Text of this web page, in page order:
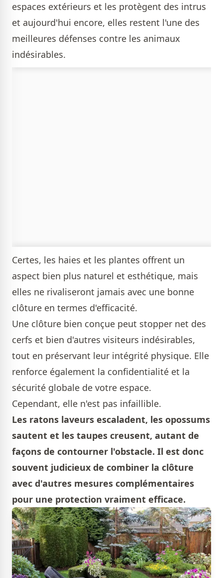
espaces extérieurs et les protègent des intrus
et aujourd'hui encore, elles restent l'une des
meilleures défenses contre les animaux
indésirables.
Certes, les haies et les plantes offrent un
aspect bien plus naturel et esthétique, mais
elles ne rivaliseront jamais avec une bonne
clôture en termes d'efficacité.
Une clôture bien conçue peut stopper net des
cerfs et bien d'autres visiteurs indésirables,
tout en préservant leur intégrité physique. Elle
renforce également la confidentialité et la
sécurité globale de votre espace.
Cependant, elle n'est pas infaillible.
Les ratons laveurs escaladent, les opossums
sautent et les taupes creusent, autant de
façons de contourner l'obstacle. Il est donc
souvent judicieux de combiner la clôture
avec d'autres mesures complémentaires
pour une protection vraiment efficace.